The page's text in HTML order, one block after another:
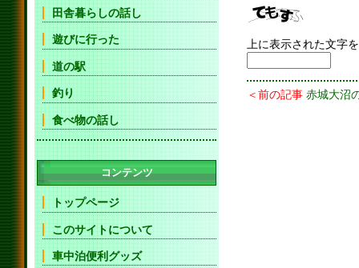
上に表示された文字
＜前の記事 赤城大沼
田舎暮らしの話し
遊びに行った
道の駅
釣り
食べ物の話し
コンテンツ
トップページ
このサイトについて
車中泊便利グッズ